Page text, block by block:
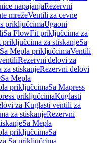
napajanjaRezervni
mrežeVentili za cevne
priključcimaUgaoni
Sa FlowFit priključcima za
za stiskanjeSa
Mepla priključcimaVentili
Rezervni delovi za
za stiskanjeRezervni delovi
Sa Mepla
priključcimaSa Mapress
priključcimaKuglasti
za Kuglasti ventili za
za stiskanjeRezervni
Sa Mepla
priključcimaSa
Sa priključcima